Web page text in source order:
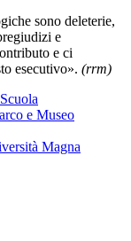
sono deleterie,
e
e ci
esecutivo». (rrm)
e Museo
Magna